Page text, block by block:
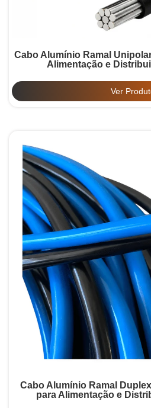
Cabo Alumínio Ramal
Alimentação e
Ver
Cabo Alumínio Ramal
para Alimentação e